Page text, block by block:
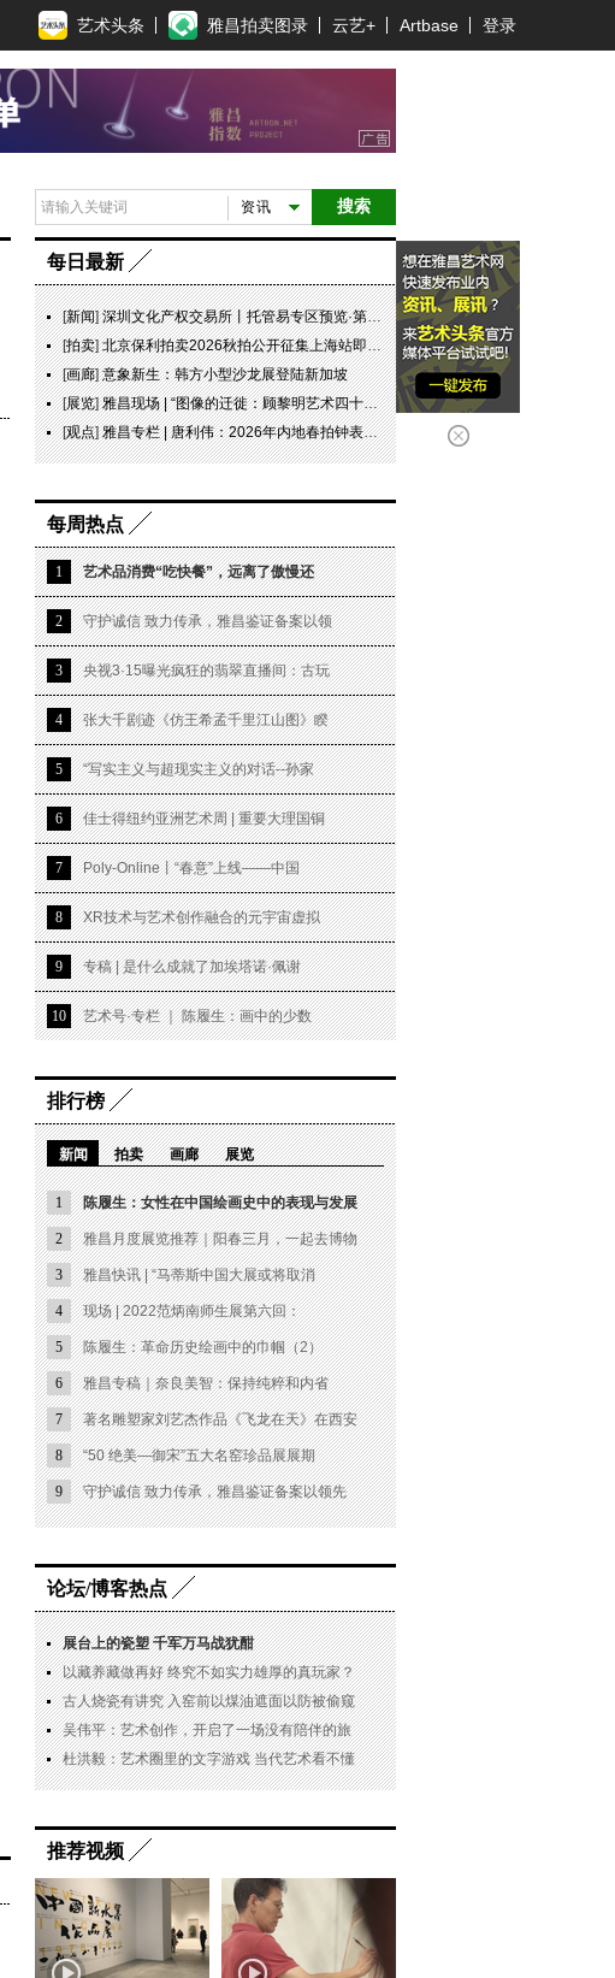
艺术头条 雅昌拍卖图录 云艺+ Artbase 登录
搜索
资讯
每日最新
[新闻]深圳文化产权交易所丨托管易专区预览·第五十六期
[拍卖]北京保利拍卖2026秋拍公开征集上海站即将启幕，中国古董珍玩部邀您携珍叙谊
[画廊]意象新生：韩方小型沙龙展登陆新加坡
[展览]雅昌现场 | “图像的迁徙：顾黎明艺术四十年” 一场回望与再出发
[观点]雅昌专栏 | 唐利伟：2026年内地春拍钟表市场观察 赛道重构、圈层分化与收藏逻辑迭代
每周热点
1 艺术品消费“吃快餐”，远离了傲慢还
2 守护诚信 致力传承，雅昌鉴证备案以领
3 央视3·15曝光疯狂的翡翠直播间：古玩
4 张大千剧迹《仿王希孟千里江山图》睽
5 “写实主义与超现实主义的对话--孙家
6 佳士得纽约亚洲艺术周 | 重要大理国铜
7 Poly-Online丨“春意”上线——中国
8 XR技术与艺术创作融合的元宇宙虚拟
9 专稿 | 是什么成就了加埃塔诺·佩谢
10 艺术号·专栏 ｜ 陈履生：画中的少数
排行榜
新闻 拍卖 画廊 展览
1 陈履生：女性在中国绘画史中的表现与发展
2 雅昌月度展览推荐｜阳春三月，一起去博物
3 雅昌快讯 | “马蒂斯中国大展或将取消
4 现场 | 2022范炳南师生展第六回：
5 陈履生：革命历史绘画中的巾帼（2）
6 雅昌专稿｜奈良美智：保持纯粹和内省
7 著名雕塑家刘艺杰作品《飞龙在天》在西安
8 “50 绝美—御宋”五大名窑珍品展展期
9 守护诚信 致力传承，雅昌鉴证备案以领先
论坛/博客热点
展台上的瓷塑 千军万马战犹酣
以藏养藏做再好 终究不如实力雄厚的真玩家？
古人烧瓷有讲究 入窑前以煤油遮面以防被偷窥
吴伟平：艺术创作，开启了一场没有陪伴的旅
杜洪毅：艺术圈里的文字游戏 当代艺术看不懂
推荐视频